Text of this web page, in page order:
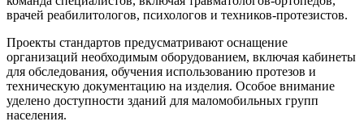
врачей реабилитологов, психологов и техников-протезистов.
Проекты стандартов предусматривают оснащение
организаций необходимым оборудованием, включая кабинеты
для обследования, обучения использованию протезов и
техническую документацию на изделия. Особое внимание
уделено доступности зданий для маломобильных групп
населения.